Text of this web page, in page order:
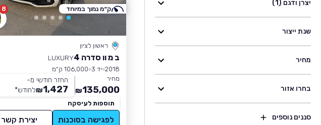
יצרן ודגם (1)
שנת ייצור
מחיר
בחרו אזור
סננים נוספים
8
ראשון לציון
ב מ וו סדרה 4
LUXURY
2018 יד 3
106,000 ק״מ
מחיר
135,000
₪
החזר חודשי מ-
1,427
₪לחודש*
תוספות לעיסקה
לפגישה בסוכנות יצירת קשר
ק״מ נמוך במיוחד